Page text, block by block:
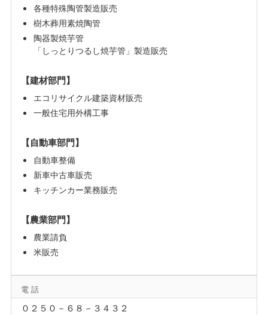
各種特殊陶管製造販売
樹木葬用素焼陶管
陶器製焼芋管
「しっとりつるし焼芋管」製造販売
【建材部門】
エコリサイクル建築資材販売
一般住宅用外構工事
【自動車部門】
自動車整備
新車中古車販売
キッチンカー業務販売
【農業部門】
農業請負
米販売
電 話
０２５０－６８－３４３２